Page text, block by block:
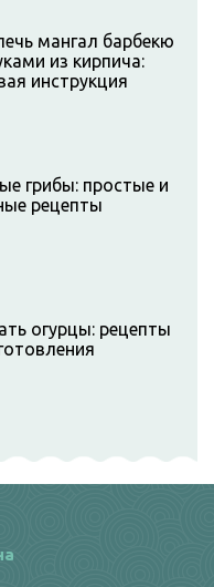
мангал барбекю
из кирпича:
инструкция
грибы: простые и
рецепты
огурцы: рецепты